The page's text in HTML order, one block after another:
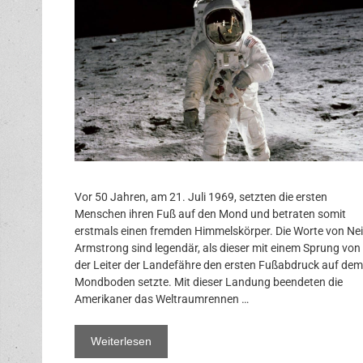
Vor 50 Jahren, am 21. Juli 1969, setzten die ersten
Menschen ihren Fuß auf den Mond und betraten somit
erstmals einen fremden Himmelskörper. Die Worte von
Armstrong sind legendär, als dieser mit einem Sprung von
der Leiter der Landefähre den ersten Fußabdruck auf dem
Mondboden setzte. Mit dieser Landung beendeten die
Amerikaner das Weltraumrennen …
Weiterlesen